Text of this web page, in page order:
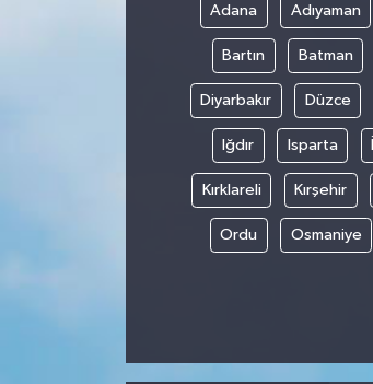
Adana Adıyaman
Bartın Batman
Diyarbakır Düzce
Iğdır Isparta
Kırklareli Kırşehir
Ordu Osmaniye